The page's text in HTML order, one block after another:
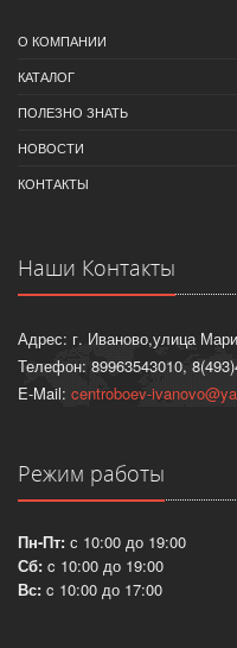
О КОМПАНИИ
КАТАЛОГ
ПОЛЕЗНО ЗНАТЬ
НОВОСТИ
КОНТАКТЫ
Наши Контакты
Адрес: г. Иваново,улица
Телефон: 89963543010,
E-Mail: centroboev-
Режим работы
Пн-Пт: с 10:00 до 19:00
Сб: c 10:00 до 19:00
Вс: c 10:00 до 17:00